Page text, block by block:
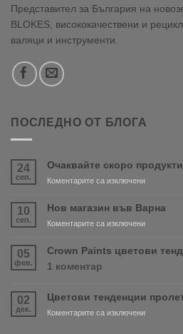
Представител за България на
BLOKES, висококачествени и
валяци и инструменти.
ПОСЛЕДНО ОТ БЛОГА
24
сеп.
Очаквайте скоро
Коментарите са изключениза
продуктите
RONSEAL
PURDY!
10
сеп.
Нов магазин във Варна
Коментарите са изключениза
05
фев.
Crown Paints цветови
1 коментар
цветови
тенденции
02
дек.
Цветови тенденции
Коментарите са изключениза